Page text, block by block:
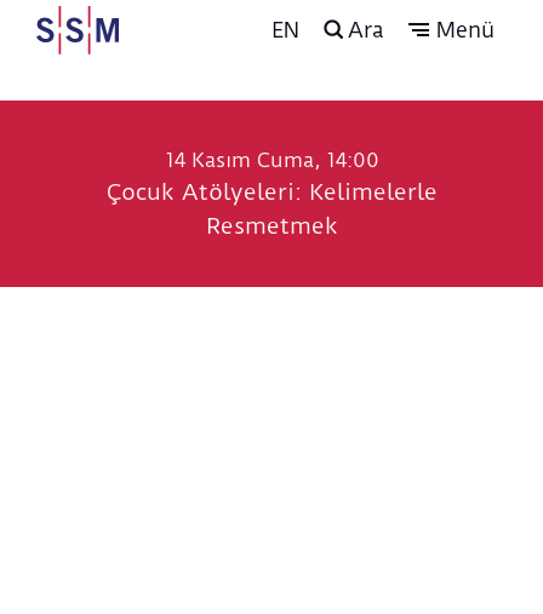
EN Ara Menü
14 Kasım Cuma, 14:00
Çocuk Atölyeleri: Kelimelerle
Resmetmek